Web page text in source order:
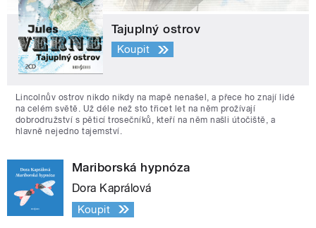
Tajuplný ostrov
Koupit
Lincolnův ostrov nikdo nikdy na mapě nenašel, a přece ho znají lidé
na celém světě. Už déle než sto třicet let na něm prožívají
dobrodružství s pěticí trosečníků, kteří na něm našli útočiště, a
hlavně nejedno tajemství.
Mariborská hypnóza
Dora Kaprálová
Koupit